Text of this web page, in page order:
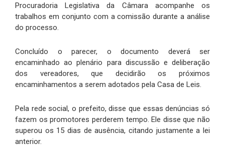
Procuradoria Legislativa da Câmara acompanhe os
trabalhos em conjunto com a comissão durante a análise
do processo.
Concluído o parecer, o documento deverá ser
encaminhado ao plenário para discussão e deliberação
dos vereadores, que decidirão os próximos
encaminhamentos a serem adotados pela Casa de Leis.
Pela rede social, o prefeito, disse que essas denúncias só
fazem os promotores perderem tempo. Ele disse que não
superou os 15 dias de ausência, citando justamente a lei
anterior.